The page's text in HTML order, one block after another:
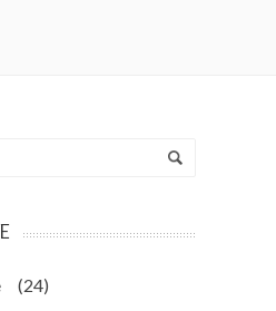
(24)